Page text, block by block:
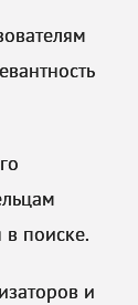
поиске.
и